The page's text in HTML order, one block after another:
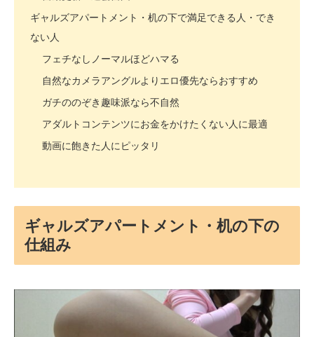
ギャルズアパートメント・机の下で満足できる人・でき
ない人
フェチなしノーマルほどハマる
自然なカメラアングルよりエロ優先ならおすすめ
ガチののぞき趣味派なら不自然
アダルトコンテンツにお金をかけたくない人に最適
動画に飽きた人にピッタリ
ギャルズアパートメント・机の下の
仕組み